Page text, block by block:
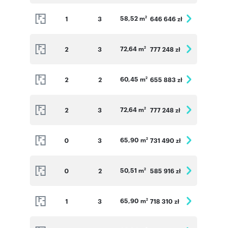
1 3 58,52 m2 646 646 zł
2 3 72,64 m2 777 248 zł
2 2 60,45 m2 655 883 zł
2 3 72,64 m2 777 248 zł
0 3 65,90 m2 731 490 zł
0 2 50,51 m2 585 916 zł
1 3 65,90 m2 718 310 zł